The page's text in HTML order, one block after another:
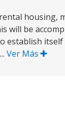
housing,
will be
establish
Ver Más